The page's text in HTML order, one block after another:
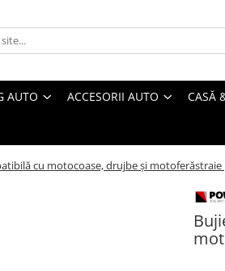
AUTO ACCESORII AUTO CASĂ
cu motocoase, drujbe și motoferăstraie